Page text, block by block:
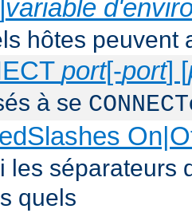
variable
hôtes peuvent
port[-port] [
à se CONNECT
les séparateurs
quels